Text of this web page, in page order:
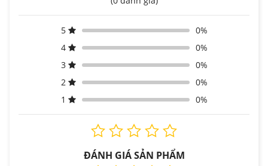
5
0%
4
0%
3
0%
2
0%
1
0%
ĐÁNH GIÁ SẢN PHẨM